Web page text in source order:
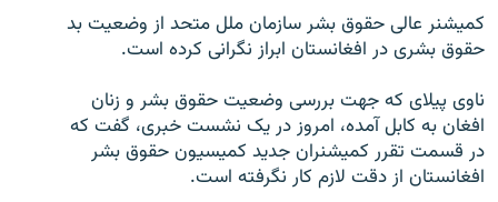
صفحه
جستجو
ورزش
'کووید-۱۹'
تماس
کمیشنر عالی حقوق بشر سازمان ملل متحد از وضعیت بد
حقوق بشری در افغانستان ابراز نگرانی کرده است.
ناوی پیلای که جهت بررسی وضعیت حقوق بشر و زنان
افغان به کابل آمده، امروز در یک نشست خبری، گفت که
در قسمت تقرر کمیشنران جدید کمیسیون حقوق بشر
افغانستان از دقت لازم کار نگرفته است.